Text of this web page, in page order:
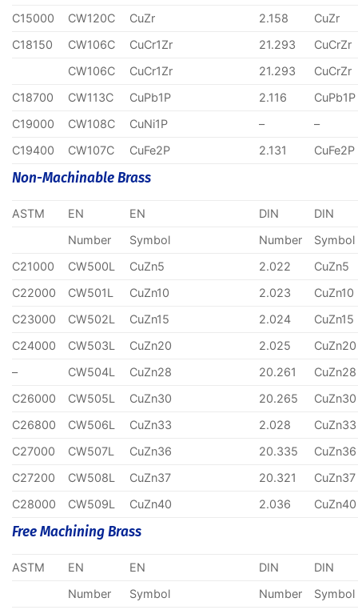
C15000
CW120C CuZr 2.158
CuZr
C18150
CW106C CuCr1Zr 21.293
CuCrZr
CW106C
CuCr1Zr 21.293
CuCrZr
C18700
CW113C CuPb1P 2.116
CuPb1P
C19000
CW108C CuNi1P –
–
C19400
CW107C CuFe2P 2.131 CuFe2P
Non-Machinable Brass
ASTM EN EN DIN
DIN
Number
Symbol Number
Symbol
C21000
CW500L CuZn5 2.022
CuZn5
C22000
CW501L CuZn10 2.023
CuZn10
C23000
CW502L CuZn15 2.024
CuZn15
C24000
CW503L CuZn20 2.025
CuZn20
–
CW504L CuZn28 20.261
CuZn28
C26000
CW505L CuZn30 20.265
CuZn30
C26800
CW506L CuZn33 2.028
CuZn33
C27000
CW507L CuZn36 20.335
CuZn36
C27200
CW508L CuZn37 20.321
CuZn37
C28000
CW509L CuZn40 2.036 CuZn40
Free Machining Brass
ASTM EN EN DIN
DIN
Number
Symbol Number
Symbol